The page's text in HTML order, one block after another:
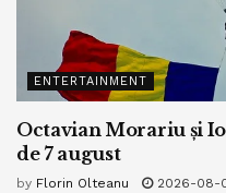
ENTERTAINMENT
Octavian Morariu și
de 7 august
by Florin Olteanu 2026-08-